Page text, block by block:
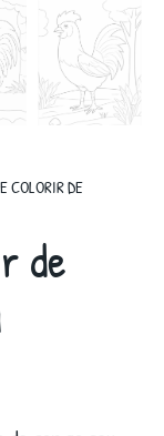
COLORIR DE
de